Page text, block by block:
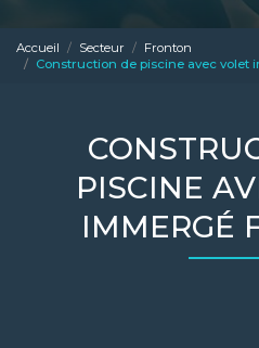
Accueil Secteur
Fronton
Construction de piscine avec volet
PISCINE
IMMERGÉ